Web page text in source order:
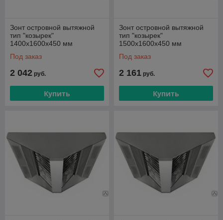
Зонт островной вытяжной
тип "козырек"
1400х1600х450 мм
Под заказ
2 042 руб.
Купить
Зонт островной вытяжной
тип "козырек"
1500х1600х450 мм
Под заказ
2 161 руб.
Купить